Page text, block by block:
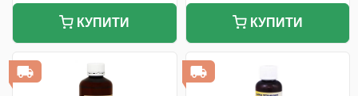
КУПИТИ КУПИТИ